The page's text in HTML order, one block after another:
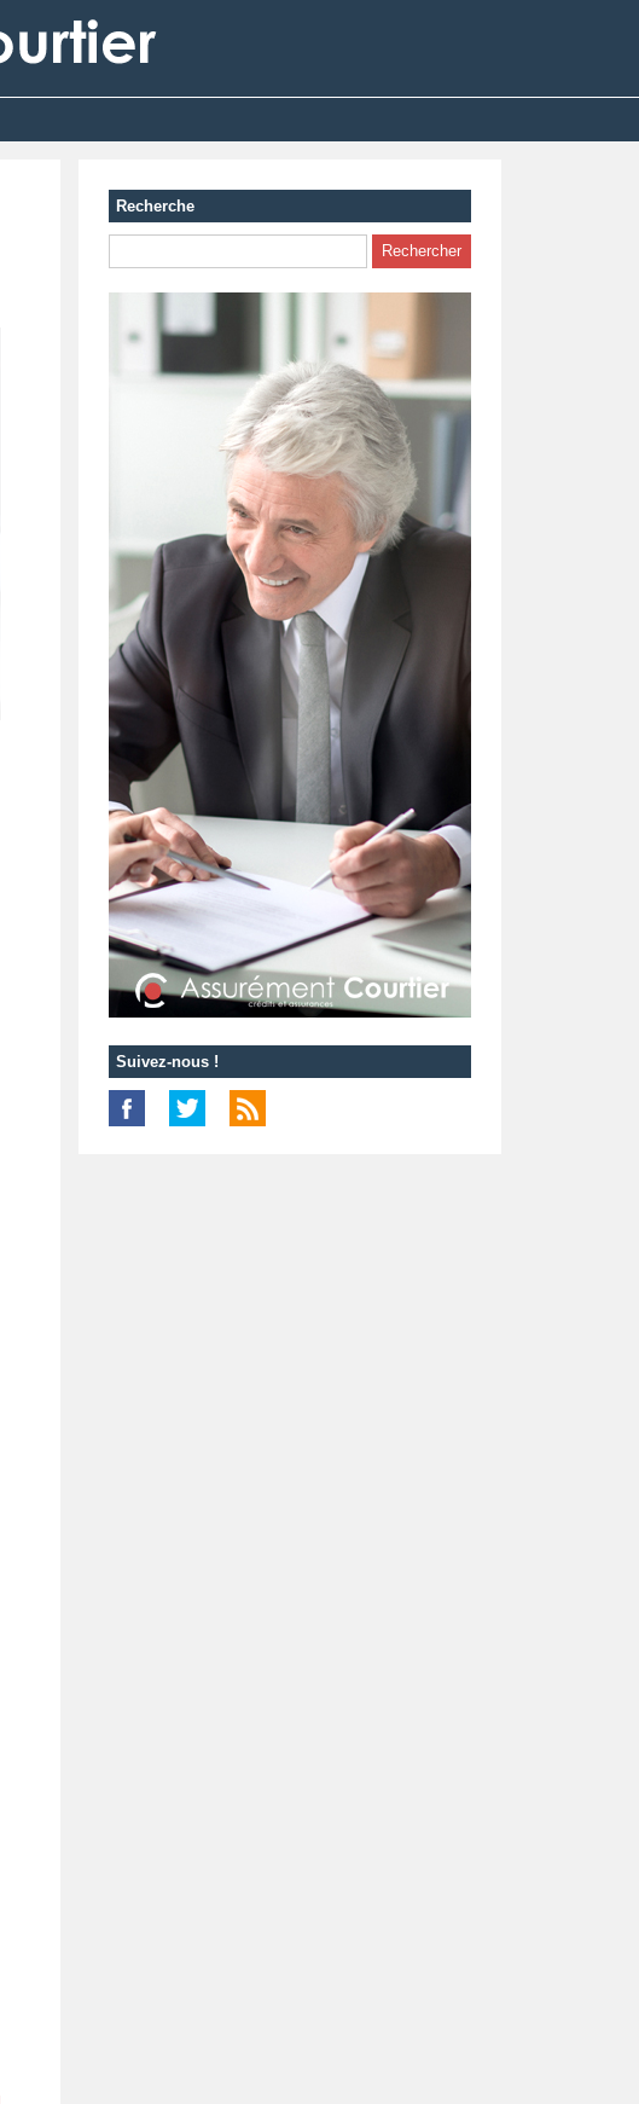
Recherche
Suivez-nous !